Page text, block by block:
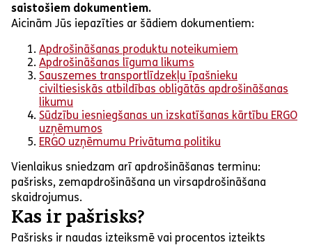
saistošiem dokumentiem.
Aicinām Jūs iepazīties ar šādiem dokumentiem:
Apdrošināšanas produktu noteikumiem
Apdrošināšanas līguma likums
Sauszemes transportlīdzekļu īpašnieku
civiltiesiskās atbildības obligātās apdrošināšanas
likumu
Sūdzību iesniegšanas un izskatīšanas kārtību ERGO
uzņēmumos
ERGO uzņēmumu Privātuma politiku
Vienlaikus sniedzam arī apdrošināšanas terminu:
pašrisks, zemapdrošināšana un virsapdrošināšana
skaidrojumus.
Kas ir pašrisks?
Pašrisks ir naudas izteiksmē vai procentos izteikts